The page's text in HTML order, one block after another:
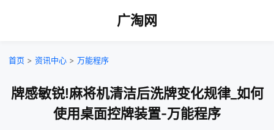
广淘网
首页 > 资讯中心 > 万能程序
牌感敏锐!麻将机清洁后洗牌变化规律_如何
使用桌面控牌装置-万能程序